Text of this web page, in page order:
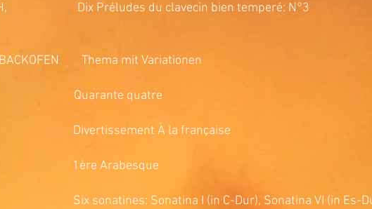
Dix Préludes du clavecin bien temperé: N°3
Thema mit Variationen
Quarante quatre
À la française
1ère Arabesque
sonatines: Sonatina I (in C-Dur), Sonatina VI (in Es-